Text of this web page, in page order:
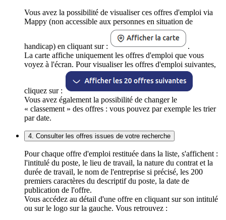
Vous avez la possibilité de visualiser ces offres d'emploi via
Mappy (non accessible aux personnes en situation de
handicap) en cliquant sur :
.
La carte affiche uniquement les offres d'emploi que vous
voyez à l'écran. Pour visualiser les offres d'emploi suivantes,
cliquez sur :
Vous avez également la possibilité de changer le
« classement » des offres : vous pouvez par exemple les trier
par date.
4. Consulter les offres issues de votre recherche
Pour chaque offre d'emploi restituée dans la liste, s'affichent :
l'intitulé du poste, le lieu de travail, la nature du contrat et la
durée de travail, le nom de l'entreprise si précisé, les 200
premiers caractères du descriptif du poste, la date de
publication de l'offre.
Vous accédez au détail d'une offre en cliquant sur son intitulé
ou sur le logo sur la gauche. Vous retrouvez :